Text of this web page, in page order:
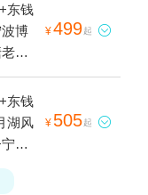
东钱
博
街
¥499起 
东钱
湖风
波
船
度
¥ 505起 